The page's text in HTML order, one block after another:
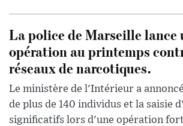
La police de Marseille lance
opération au printemps
réseaux de narcotiques.
Le ministère de l'Intérieur a
de plus de 140 individus et la saisie
significatifs lors d'une opération